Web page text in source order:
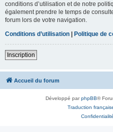
conditions d’utilisation et de notre
également prendre le temps de
forum lors de votre navigation.
Conditions d’utilisation | Politique de
Inscription
Accueil du forum
Développé parphpBB®
Traduction
Confidentialité